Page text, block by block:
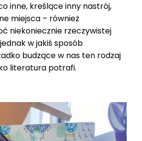
inne, kreślące inny nastrój,
miejsca – również
niekoniecznie rzeczywistej
w jakiś sposób
budzące w nas ten rodzaj
literatura potrafi.